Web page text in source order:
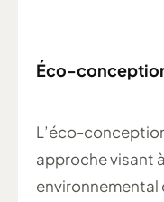
Éco-
L’éco-
approche visant
environnemental